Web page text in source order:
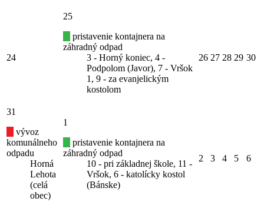
24
25
pristavenie kontajnera na
záhradný odpad
3 - Horný koniec, 4 -
Podpolom (Javor), 7 - Vršok
1, 9 - za evanjelickým
kostolom
26 27 28 29 30
31
vývoz
komunálneho
odpadu
Horná
Lehota
(celá
obec)
1
pristavenie kontajnera na
záhradný odpad
10 - pri základnej škole, 11 -
Vršok, 6 - katolícky kostol
(Bánske)
2 3 4 5 6